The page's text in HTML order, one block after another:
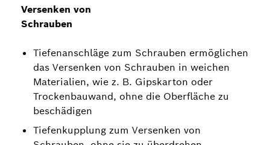
Versenken von
Schrauben
Tiefenanschläge zum Schrauben ermöglichen
das Versenken von Schrauben in weichen
Materialien, wie z. B. Gipskarton oder
Trockenbauwand, ohne die Oberfläche zu
beschädigen
Tiefenkupplung zum Versenken von